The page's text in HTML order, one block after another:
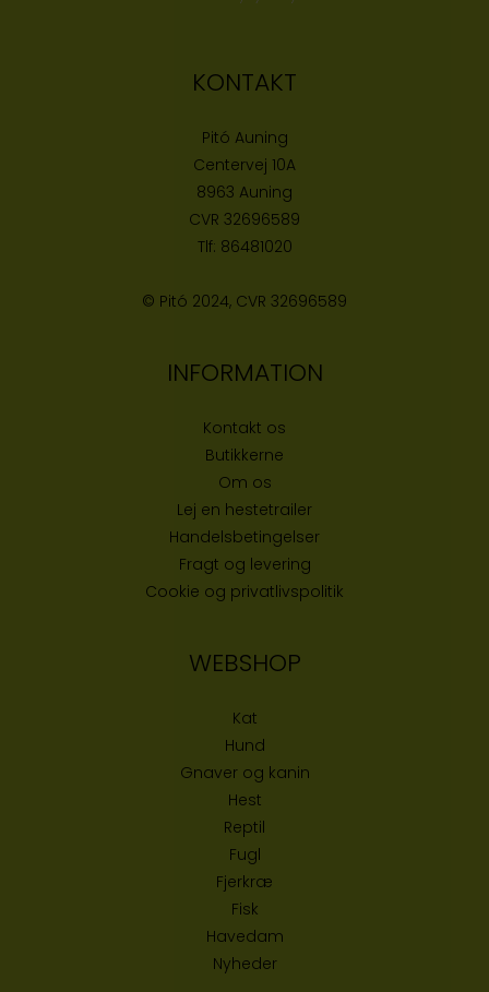
KONTAKT
Pitó Auning
Centervej 10A
8963 Auning
CVR 32696589
Tlf: 86481020
© Pitó 2024, CVR 32696589
INFORMATION
Kontakt os
Butikkerne
Om os
Lej en hestetrailer
Handelsbetingelser
Fragt og levering
Cookie og privatlivspolitik
WEBSHOP
Kat
Hund
Gnaver og kanin
Hest
Reptil
Fugl
Fjerkræ
Fisk
Havedam
Nyheder